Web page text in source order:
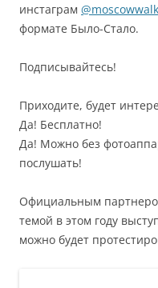
инстаграм
формате Было-Стало.
Подписывайтесь!
Приходите, будет
Да! Бесплатно!
Да! Можно без
послушать!
Официальным
темой в этом году
можно будет